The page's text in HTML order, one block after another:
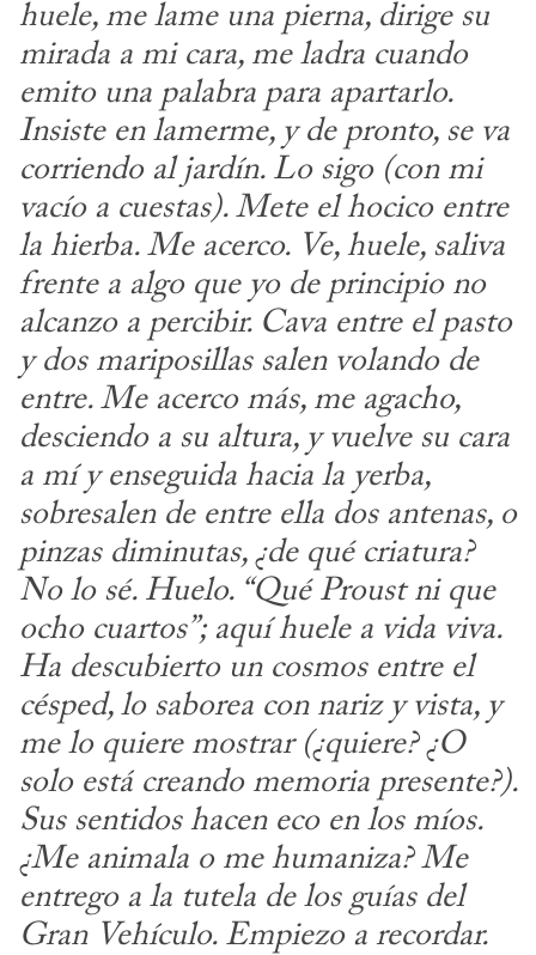
huele, me lame una pierna, dirige su
mirada a mi cara, me ladra cuando
emito una palabra para apartarlo.
Insiste en lamerme, y de pronto, se va
corriendo al jardín. Lo sigo (con mi
vacío a cuestas). Mete el hocico entre
la hierba. Me acerco. Ve, huele, saliva
frente a algo que yo de principio no
alcanzo a percibir. Cava entre el pasto
y dos mariposillas salen volando de
entre. Me acerco más, me agacho,
desciendo a su altura, y vuelve su cara
a mí y enseguida hacia la yerba,
sobresalen de entre ella dos antenas, o
pinzas diminutas, ¿de qué criatura?
No lo sé. Huelo. “Qué Proust ni que
ocho cuartos”; aquí huele a vida viva.
Ha descubierto un cosmos entre el
césped, lo saborea con nariz y vista, y
me lo quiere mostrar (¿quiere? ¿O
solo está creando memoria presente?).
Sus sentidos hacen eco en los míos.
¿Me animala o me humaniza? Me
entrego a la tutela de los guías del
Gran Vehículo. Empiezo a recordar.